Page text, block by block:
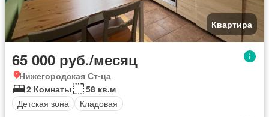
Квартира
65 000 руб./месяц
Нижегородская Ст-ца
2 Комнаты
58 кв.м
Детская зона
Кладовая